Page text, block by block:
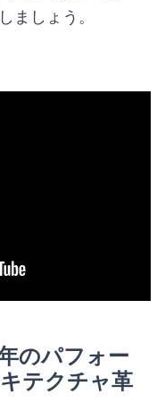
ましょう。
のパフォー
テクチャ革